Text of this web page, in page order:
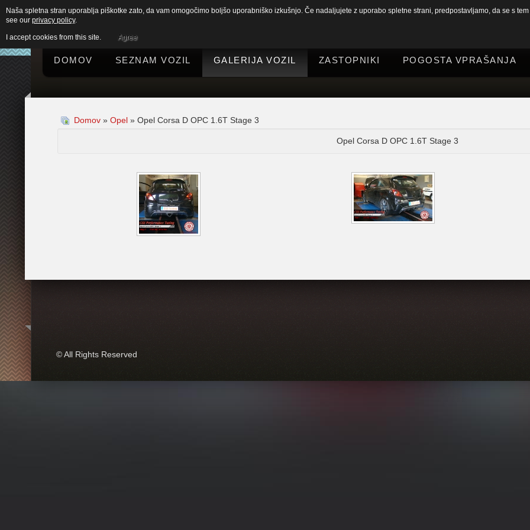
DOMOV SEZNAM VOZIL GALERIJA VOZIL ZASTOPNIKI POGOSTA VPRAŠANJA
Domov » Opel » Opel Corsa D OPC 1.6T Stage 3
Opel Corsa D OPC 1.6T Stage 3
© All Rights Reserved
Naša spletna stran uporablja piškotke zato, da vam omogočimo boljšo uporabniško izkušnjo. Če nadaljujete z uporabo spletne strani, predpostavljamo, da se s
see our privacy policy.
I accept cookies from this site. Agree